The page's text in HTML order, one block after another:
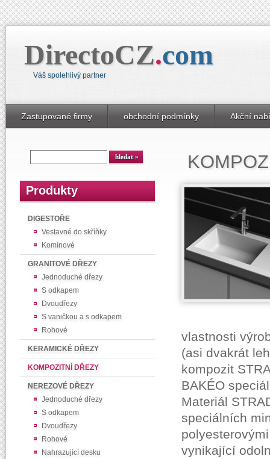
DirectoCZ.com
Váš spolehlivý partner
Zastupované firmy obchodní podmínky Akční
Produkty
DIGESTOŘE
Vestavné do skříňky
Komínové
GRANITOVÉ DŘEZY
Jednoduché dřezy
S odkapem
Dvoudřezy
S vaničkou a s odkapem
Rohové
KERAMICKÉ DŘEZY
KOMPOZITNÍ DŘEZY
NEREZOVÉ DŘEZY
Jednoduché dřezy
S odkapem
Dvoudřezy
Rohové
Nahrazující desku
vlastnosti
(asi dvakrát
kompozit
BAKÉO
Materiál
speciálních
vynikající